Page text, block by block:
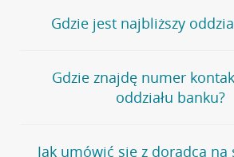
Gdzie jest najbliższy
Jeśli szukasz oddziału naszego banku,
stronęPlacówki i bankomaty, na której
wygodna wyszukiwarka.
oddziałów
Gdzie znajdę numer
oddziału banku?
Bank Credit Agricole nie udostępnia
Jak umówić się z doradcą na